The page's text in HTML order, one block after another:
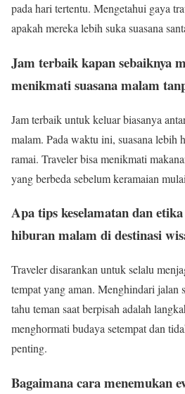
pada hari tertentu. Mengetahui gaya
apakah mereka lebih suka suasana
Jam terbaik kapan sebaiknya
menikmati suasana malam
Jam terbaik untuk keluar biasanya
malam. Pada waktu ini, suasana lebih
ramai. Traveler bisa menikmati
yang berbeda sebelum keramaian
Apa tips keselamatan dan
hiburan malam di destinasi
Traveler disarankan untuk selalu
tempat yang aman. Menghindari jalan
tahu teman saat berpisah adalah
menghormati budaya setempat dan
penting.
Bagaimana cara menemukan